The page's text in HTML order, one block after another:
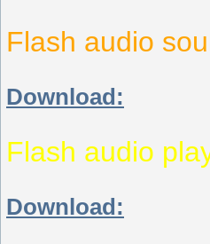
Flash audio
Download:
Flash audio
Download: